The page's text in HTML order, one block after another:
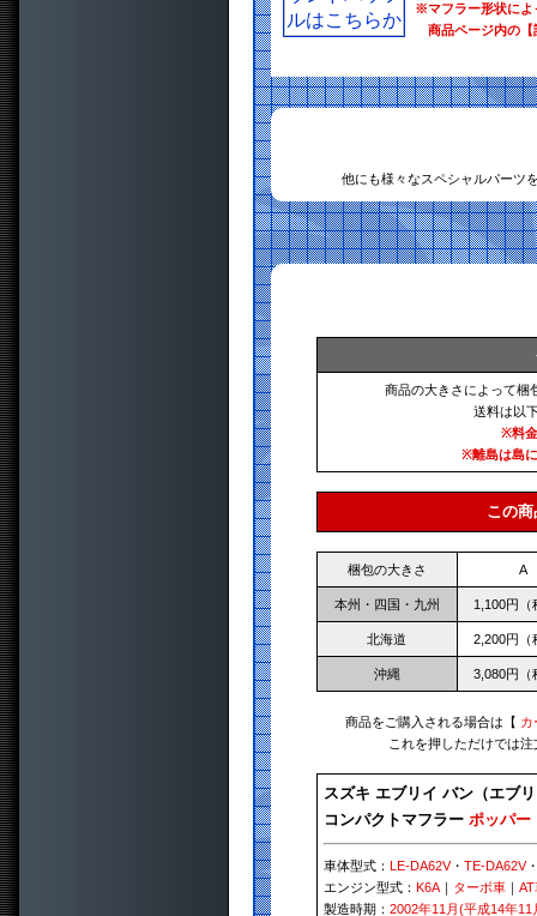
※マフラー形状によ
商品ページ内の【
他にも様々なスペシャルパーツ
商品の大きさによって梱
送料は以
※料
※離島は島
この
梱包の大きさ A
本州・四国・九州 1,100円（
北海道 2,200円（
沖縄 3,080円（
商品をご購入される場合は【 カ
これを押しただけでは
スズキ エブリイ バン（エブ
コンパクトマフラー ポッパー
車体型式： LE-DA62V・ TE-DA62V
エンジン型式： K6A｜ ターボ車｜ AT
製造時期： 2002年11月(平成14年11